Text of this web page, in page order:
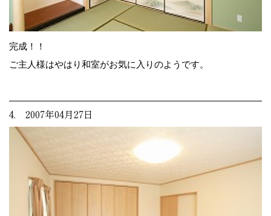
完成！！
ご主人様はやはり和室がお気に入りのようです。
4. 2007年04月27日